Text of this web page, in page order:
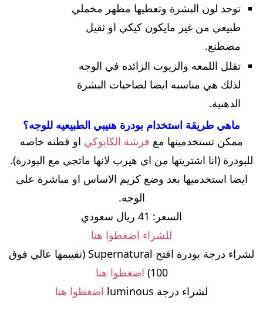
توحد لون البشرة وتعطيها مظهر مخملي
طبيعي من غير مايكون كيكي او ثقيل
مصطنع.
تقلل اللمعه والزيوت الزائده في الوجه
لذلك هي مناسبه ايضا لصاحبات البشرة
الدهنية.
ماهي طريقة استخدام بودرة هنيبي الطبيعيه للوجه؟
ممكن تستخدمينها مع فرشة الكابوكي او قطنه خاصه
للبودرة (انا اشتريتها من اي هيرب لانها ماتجي مع البودرة).
ايضا استخدميها بعد وضع كريم الاساس او مباشرة على
الوجه.
السعر: 41 ريال سعودي
للشراء اضغطوا هنا
لشراء درجة بودرة افتح Supernatural (تقييمها عالي فوق
100) اضغطوا هنا
لشراء درجة luminous
اضغطوا هنا